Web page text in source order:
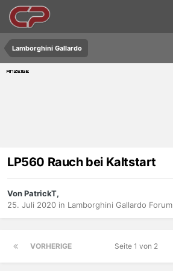
Lamborghini Gallardo
LP560 Rauch bei Kaltstart
Von PatrickT,
25. Juli 2020 in Lamborghini Gallardo Forum
VORHERIGE Seite 1 von 2